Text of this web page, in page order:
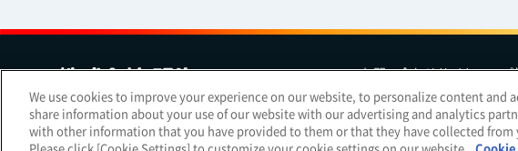
お問い合わせサイトマップ
Copyright Meiji Co., Ltd. All Rights Reserved.
We use cookies to improve your experience on our website, to personalize content and
share information about your use of our website with our advertising and analytics
with other information that you have provided to them or that they have collected from